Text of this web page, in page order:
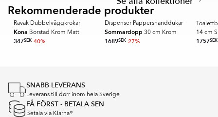
3Rekommenderade produkter
RAVAK
Ravak Dubbelväggkrokar
Kona Borstad Krom Matt
347SEK-40%
Dispenser Pappershanddukar
Sommardopp 30 cm Krom
1689SEK-27%
14 cm
1757SEK
SNABB LEVERANS
Leverans till dörr inom hela Sverige
FÅ FÖRST - BETALA SEN
Betala via Klarna®